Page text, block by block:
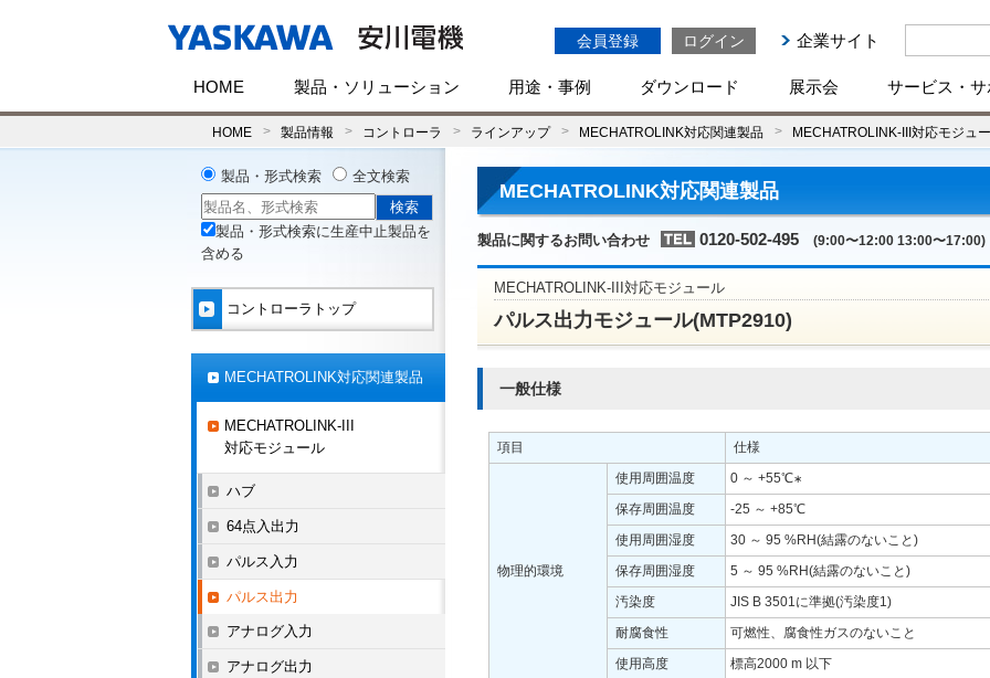
会員登録 ログイン 企業サイト
HOME 製品・ソリューション 用途・事例 ダウンロード 展示会 サービス・サ
HOME 製品情報 コントローラ ラインアップ MECHATROLINK対応関連製品 MECHATROLINK-III対応モジュ
MECHATROLINK対応関連製品
製品に関するお問い合わせ 0120-502-495 (9:00〜12:00 13:00〜17:00)
MECHATROLINK-III対応モジュール
パルス出力モジュール(MTP2910)
一般仕様
項目 仕様
物理的環境
使用周囲温度 0 ～ +55℃∗
保存周囲温度
-25 ～ +85℃
使用周囲湿度
30 ～ 95 %RH(結露のないこと)
保存周囲湿度
5 ～ 95 %RH(結露のないこと)
汚染度
JIS B 3501に準拠(汚染度1)
耐腐食性
可燃性、腐食性ガスのないこと
使用高度
標高2000 m 以下
製品・形式検索 全文検索
製品・形式検索に生産中止製品を
含める
コントローラトップ
MECHATROLINK対応関連製品
MECHATROLINK-III
対応モジュール
ハブ
64点入出力
パルス入力
パルス出力
アナログ入力
アナログ出力